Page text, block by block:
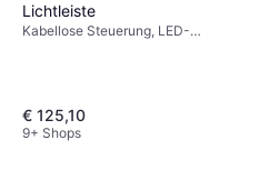
Lichtleiste
Kabellose Steuerung, LED-
€ 125,10
9+ Shops